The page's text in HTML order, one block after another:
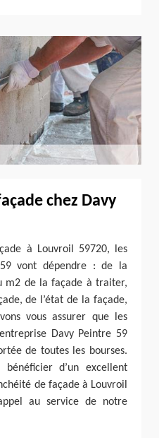
chez Davy
à Louvroil 59720, les
vont dépendre : de la
m2 de la façade à traiter,
de l’état de la façade,
vous assurer que les
Davy Peintre 59
de toutes les bourses.
d’un excellent
de façade à Louvroil
au service de notre